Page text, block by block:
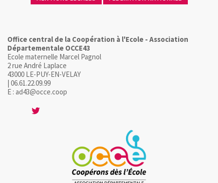
Office central de la Coopération à l'Ecole - Association
Départementale OCCE43
Ecole maternelle Marcel Pagnol
2 rue André Laplace
43000 LE-PUY-EN-VELAY
| 06.61.22.09.99
E : ad43@occe.coop